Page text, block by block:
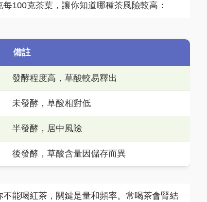
100克茶葉，讓你知道哪種茶風險較高：
備註
發酵程度高，草酸較易釋出
未發酵，草酸相對低
半發酵，居中風險
後發酵，草酸含量因儲存而異
能喝紅茶，關鍵是量和頻率。常喝茶會腎結